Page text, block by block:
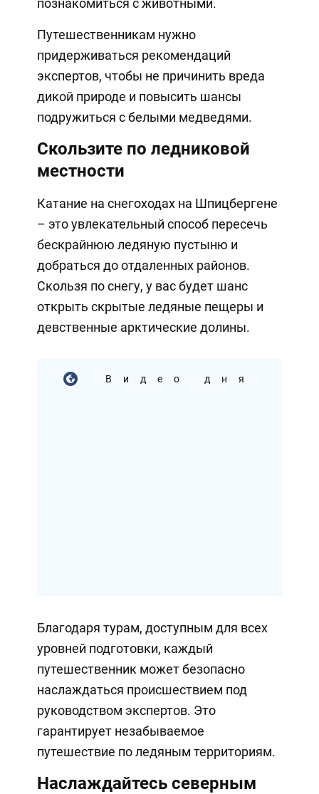
Путешественникам нужно
придерживаться рекомендаций
экспертов, чтобы не причинить вреда
дикой природе и повысить шансы
подружиться с белыми медведями.
Скользите по ледниковой
местности
Катание на снегоходах на Шпицбергене
– это увлекательный способ пересечь
бескрайнюю ледяную пустыню и
добраться до отдаленных районов.
Скользя по снегу, у вас будет шанс
открыть скрытые ледяные пещеры и
девственные арктические долины.
Видео дня
Благодаря турам, доступным для всех
уровней подготовки, каждый
путешественник может безопасно
наслаждаться происшествием под
руководством экспертов. Это
гарантирует незабываемое
путешествие по ледяным территориям.
Наслаждайтесь северным